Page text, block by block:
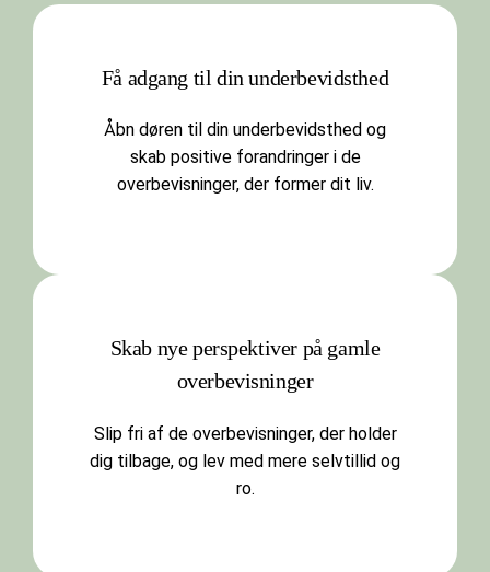
Få adgang til din underbevidsthed
Åbn døren til din underbevidsthed og
skab positive forandringer i de
overbevisninger, der former dit liv.
Skab nye perspektiver på gamle
overbevisninger
Slip fri af de overbevisninger, der holder
dig tilbage, og lev med mere selvtillid og
ro.